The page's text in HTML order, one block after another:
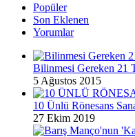
Popüler
Son Eklenen
Yorumlar
Bilinmesi Gereken 21
5 Ağustos 2015
10 Ünlü Rönesans
27 Ekim 2019